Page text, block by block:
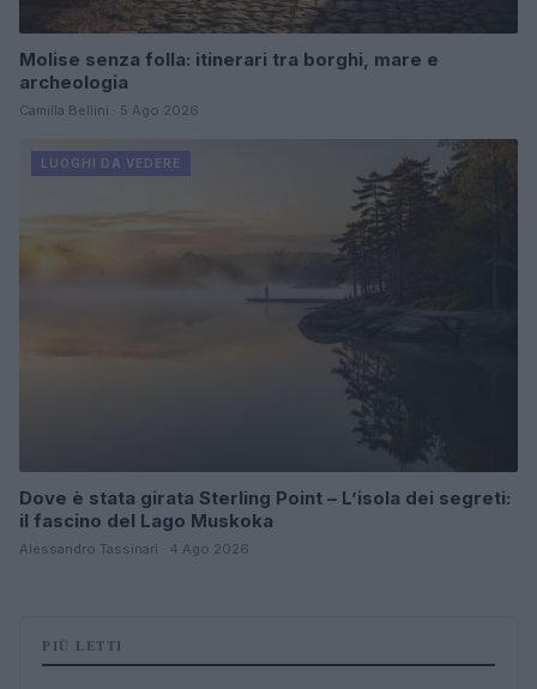
Molise senza folla: itinerari tra borghi, mare e
archeologia
Camilla Bellini · 5 Ago 2026
LUOGHI DA VEDERE
Dove è stata girata Sterling Point – L’isola dei segreti:
il fascino del Lago Muskoka
Alessandro Tassinari · 4 Ago 2026
PIÙ LETTI